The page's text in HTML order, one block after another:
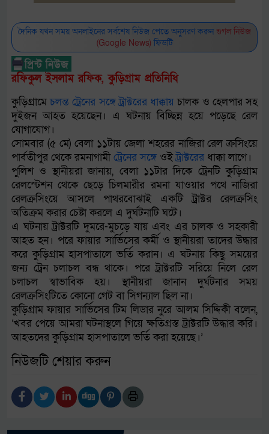
দৈনিক যখন সময় অনলাইনের সর্বশেষ নিউজ পেতে অনুসরণ করুন গুগল নিউজ
(Google News) ফিডটি
রফিকুল ইসলাম রফিক, কুড়িগ্রাম প্রতিনিধি
কুড়িগ্রামেচলন্ত ট্রেনের সঙ্গে ট্রাক্টরের ধাক্কায়চালক ও হেলপার সহ
দুইজন আহত হয়েছেন। এ ঘটনায় বিচ্ছিন্ন হয়ে পড়েছে রেল
যোগাযোগ।
সোমবার (৫ মে) বেলা ১১টায় জেলা শহরের নাজিরা রেল ক্রসিংয়ে
পার্বতীপুর থেকে রমনাগামীট্রেনের সঙ্গেওইট্রাক্টরের ধাক্কা লাগে।
পুলিশ ও স্থানীয়রা জানায়, বেলা ১১টার দিকে ট্রেনটি কুড়িগ্রাম
রেলস্টেশন থেকে ছেড়ে চিলমারীর রমনা যাওয়ার পথে নাজিরা
রেলক্রসিংয়ে আসলে পাথরবোঝাই একটি ট্রাক্টর রেলক্রসিং
অতিক্রম করার চেষ্টা করলে এ দুর্ঘটনাটি ঘটে।
এ ঘটনায় ট্রাক্টরটি দুমরে-মুচড়ে যায় এবং এর চালক ও সহকারী
আহত হন। পরে ফায়ার সার্ভিসের কর্মী ও স্থানীয়রা তাদের উদ্ধার
করে কুড়িগ্রাম হাসপাতালে ভর্তি করান। এ ঘটনায় কিছু সময়ের
জন্য ট্রেন চলাচল বন্ধ থাকে। পরে ট্রাক্টরটি সরিয়ে নিলে রেল
চলাচল স্বাভাবিক হয়। স্থানীয়রা জানান দুর্ঘটনার সময়
রেলক্রসিংটিতে কোনো গেট বা সিগন্যাল ছিল না।
কুড়িগ্রাম ফায়ার সার্ভিসের টিম লিডার নুরে আলম সিদ্দিকী বলেন,
‘খবর পেয়ে আমরা ঘটনাস্থলে গিয়ে ক্ষতিগ্রস্ত ট্রাক্টরটি উদ্ধার করি।
আহতদের কুড়িগ্রাম হাসপাতালে ভর্তি করা হয়েছে।’
নিউজটি শেয়ার করুন